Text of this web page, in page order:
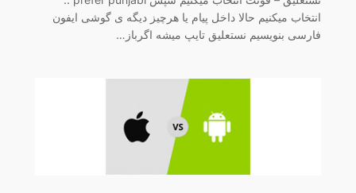
انتخاب میکنیم حالا داخل پیام یا هرچیز دیگه ی گوشی ایفون
فارسی بنویسیم نستعلیق تایپ میشه اگرباز…